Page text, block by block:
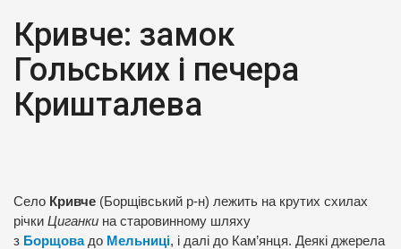
Кривче: замок
Гольських і печера
Кришталева
Село Кривче (Борщівський р-н) лежить на крутих схилах
річки Циганки на старовинному шляху
з Борщова до Мельниці, і далі до Кам’янця. Деякі джерела